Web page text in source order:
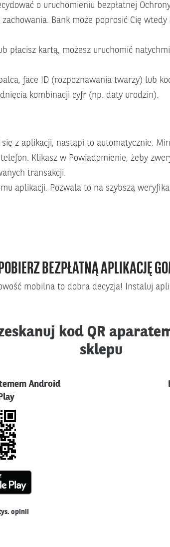
o uruchomieniu bezpłatnej
Bank może poprosić Cię
płacisz kartą, możesz uruchomić
face ID (rozpoznawania twarzy) lub
kombinacji cyfr (np. daty urodzin).
z aplikacji, nastąpi to automatycznie.
Klikasz w Powiadomienie, żeby
transakcji.
aplikacji. Pozwala to na szybszą
BEZPŁATNĄ APLIKACJĘ
mobilna to dobra decyzja! Instaluj
kod QR
sklepu
Android
Otwiera
w
opinii